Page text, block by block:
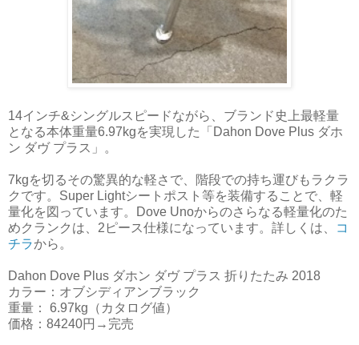
14インチ&シングルスピードながら、ブランド史上最軽量
となる本体重量6.97kgを実現した「Dahon Dove Plus ダホ
ン ダヴ プラス」。
7kgを切るその驚異的な軽さで、階段での持ち運びもラクラ
クです。Super Lightシートポスト等を装備することで、軽
量化を図っています。Dove Unoからのさらなる軽量化のた
めクランクは、2ピース仕様になっています。詳しくは、
コ
チラから。
Dahon Dove Plus ダホン ダヴ プラス 折りたたみ 2018
カラー：オブシディアンブラック
重量： 6.97kg（カタログ値）
価格：84240円→完売